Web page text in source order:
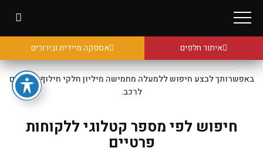
איתור חלפים אספקה מיידית ובירורים
באפשרותך לבצע חיפוש ללמעלה מחמישה מיליון חלקי חילוף מקוריים
לרכב.
חיפוש לפי מספר קטלוגי ללקוחות
פרטיים